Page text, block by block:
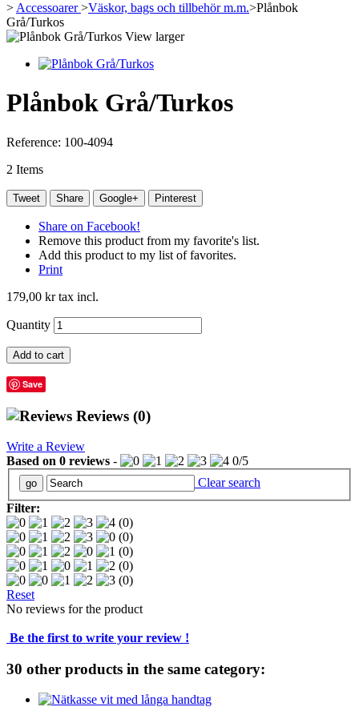
> Accessoarer>Väskor, bags och tillbehör m.m.>Plånbok
Grå/Turkos
View larger
Plånbok Grå/Turkos
Reference: 100-4094
2 Items
Tweet Share Google+ Pinterest
Share on Facebook!
Remove this product from my favorite's list.
Add this product to my list of favorites.
Print
179,00 krtax incl.
Quantity
Add to cart
Save
Reviews (0)
Write a Review
Based on 0 reviews - 0/5
Clear search
Filter:
(0)
(0)
(0)
(0)
(0)
Reset
No reviews for the product
Be the first to write your review !
30 other products in the same category: